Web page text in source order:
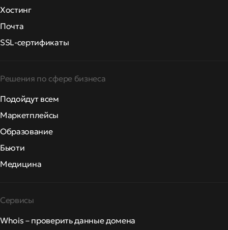
Хостинг
Почта
SSL-сертификаты
Решения по сфере бизнеса
Подойдут всем
Маркетплейсы
Образование
Бьюти
Медицина
Сервисы
Whois – проверить данные домена